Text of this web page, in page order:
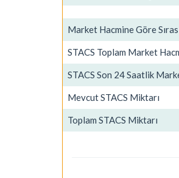
Market Hacmine Göre
STACS Toplam Market
STACS Son 24 Saatlik
Mevcut STACS Miktarı
Toplam STACS Miktarı